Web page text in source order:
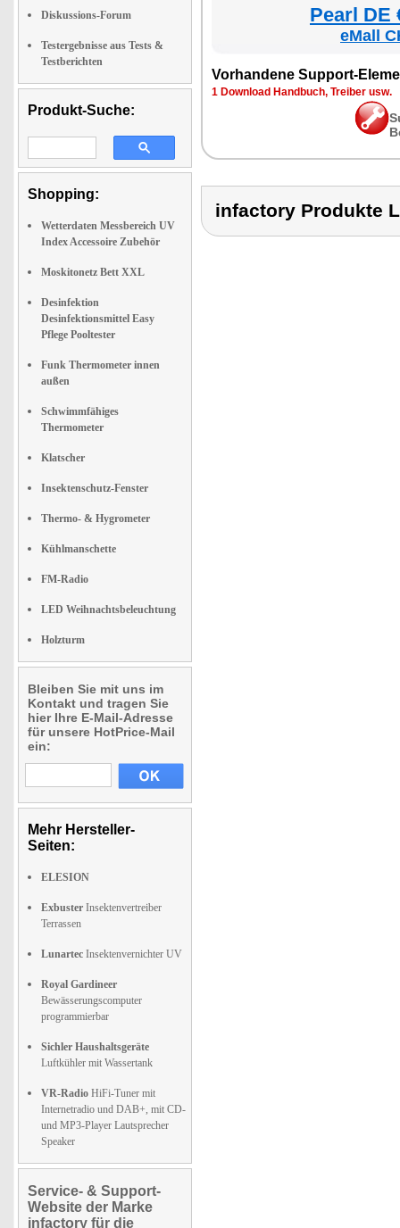
Diskussions-Forum
Testergebnisse aus Tests &
Testberichten
Produkt-Suche:
Shopping:
Wetterdaten Messbereich UV
Index Accessoire Zubehör
Moskitonetz Bett XXL
Desinfektion
Desinfektionsmittel Easy
Pflege Pooltester
Funk Thermometer innen
außen
Schwimmfähiges
Thermometer
Klatscher
Insektenschutz-Fenster
Thermo- & Hygrometer
Kühlmanschette
FM-Radio
LED Weihnachtsbeleuchtung
Holzturm
Bleiben Sie mit uns im
Kontakt und tragen Sie
hier Ihre E-Mail-Adresse
für unsere HotPrice-Mail
ein:
Mehr Hersteller-
Seiten:
ELESION
Exbuster Insektenvertreiber
Terrassen
Lunartec Insektenvernichter UV
Royal Gardineer
Bewässerungscomputer
programmierbar
Sichler Haushaltsgeräte
Luftkühler mit Wassertank
VR-Radio HiFi-Tuner mit
Internetradio und DAB+, mit CD-
und MP3-Player Lautsprecher
Speaker
Service- & Support-
Website der Marke
infactory für die
Pearl DE
eMall
Vorhandene Support-
1 Download Handbuch, Treiber usw.
infactory Produkte